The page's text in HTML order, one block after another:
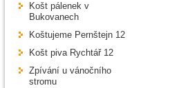
Košt pálenek v
Bukovanech
Koštujeme Pernštejn 12
Košt piva Rychtář 12
Zpívání u vánočního
stromu